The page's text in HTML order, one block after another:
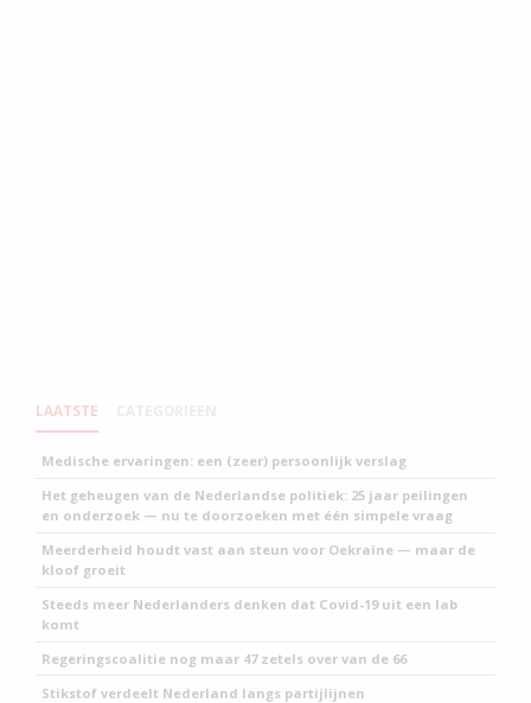
LAATSTE
Medische ervaringen: een (zeer) persoonlijk verslag
Het geheugen van de Nederlandse politiek: 25 jaar peilingen
en onderzoek — nu te doorzoeken met één simpele vraag
Meerderheid houdt vast aan steun voor Oekraïne — maar de
kloof groeit
Steeds meer Nederlanders denken dat Covid-19 uit een lab
komt
Regeringscoalitie nog maar 47 zetels over van de 66
Stikstof verdeelt Nederland langs partijlijnen